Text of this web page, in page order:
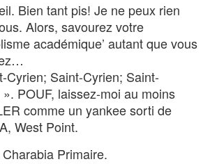
Bien tant pis! Je ne peux rien
Alors, savourez votre
académique’ autant que vous
Cyrien; Saint-Cyrien; Saint-
POUF, laissez-moi au moins
comme un yankee sorti de
West Point.
Primaire.